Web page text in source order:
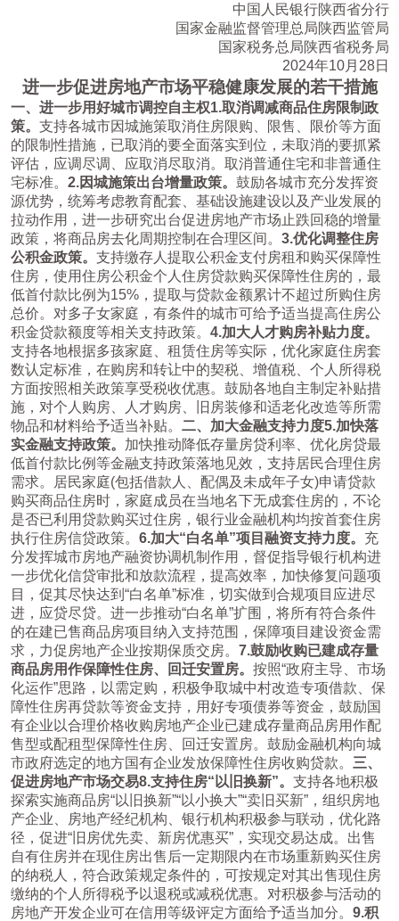
中国人民银行陕西省分行
国家金融监督管理总局陕西监管局
国家税务总局陕西省税务局
2024年10月28日
进一步促进房地产市场平稳健康发展的若干措施
一、进一步用好城市调控自主权1.取消调减商品住房限制政
策。 支持各城市因城施策取消住房限购、限售、限价等方面
的限制性措施，已取消的要全面落实到位，未取消的要抓紧
评估，应调尽调、应取消尽取消。取消普通住宅和非普通住
宅标准。 2.因城施策出台增量政策。 鼓励各城市充分发挥资
源优势，统筹考虑教育配套、基础设施建设以及产业发展的
拉动作用，进一步研究出台促进房地产市场止跌回稳的增量
政策，将商品房去化周期控制在合理区间。 3.优化调整住房
公积金政策。 支持缴存人提取公积金支付房租和购买保障性
住房，使用住房公积金个人住房贷款购买保障性住房的，最
低首付款比例为15%，提取与贷款金额累计不超过所购住房
总价。对多子女家庭，有条件的城市可给予适当提高住房公
积金贷款额度等相关支持政策。 4.加大人才购房补贴力度。
支持各地根据多孩家庭、租赁住房等实际，优化家庭住房套
数认定标准，在购房和转让中的契税、增值税、个人所得税
方面按照相关政策享受税收优惠。鼓励各地自主制定补贴措
施，对个人购房、人才购房、旧房装修和适老化改造等所需
物品和材料给予适当补贴。 二、加大金融支持力度5.加快落
实金融支持政策。 加快推动降低存量房贷利率、优化房贷最
低首付款比例等金融支持政策落地见效，支持居民合理住房
需求。居民家庭(包括借款人、配偶及未成年子女)申请贷款
购买商品住房时，家庭成员在当地名下无成套住房的，不论
是否已利用贷款购买过住房，银行业金融机构均按首套住房
执行住房信贷政策。 6.加大“白名单”项目融资支持力度。 充
分发挥城市房地产融资协调机制作用，督促指导银行机构进
一步优化信贷审批和放款流程，提高效率，加快修复问题项
目，促其尽快达到“白名单”标准，切实做到合规项目应进尽
进，应贷尽贷。进一步推动“白名单”扩围，将所有符合条件
的在建已售商品房项目纳入支持范围，保障项目建设资金需
求，力促房地产企业按期保质交房。 7.鼓励收购已建成存量
商品房用作保障性住房、
回迁安置房。 按照“政府主导、市场
化运作”思路，以需定购，积极争取城中村改造专项借款、保
障性住房再贷款等资金支持，用好专项债券等资金，鼓励国
有企业以合理价格收购房地产企业已建成存量商品房用作配
售型或配租型保障性住房、回迁安置房。鼓励金融机构向城
市政府选定的地方国有企业发放保障性住房收购贷款。 三、
促进房地产市场交易8.支持住房“以旧换新”。 支持各地积极
探索实施商品房“以旧换新”“以小换大”“卖旧买新”，组织房地
产企业、房地产经纪机构、银行机构积极参与联动，优化路
径，促进“旧房优先卖、新房优惠买”，实现交易达成。出售
自有住房并在现住房出售后一定期限内在市场重新购买住房
的纳税人，符合政策规定条件的，可按规定对其出售现住房
缴纳的个人所得税予以退税或减税优惠。对积极参与活动的
房地产开发企业可在信用等级评定方面给予适当加分。 9.积